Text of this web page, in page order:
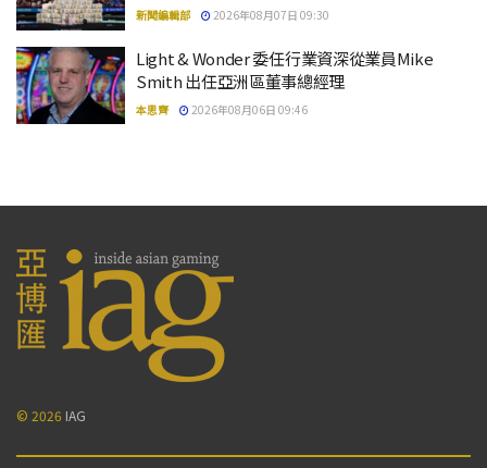
新聞編輯部 2026年08月07日 09:30
Light & Wonder 委任行業資深從業員Mike
Smith 出任亞洲區董事總經理
本思齊 2026年08月06日 09:46
© 2026 IAG